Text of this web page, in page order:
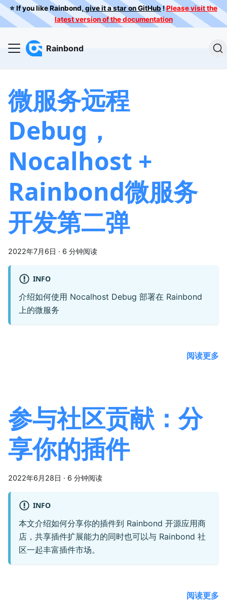
⭐️ If you like Rainbond, give it a star on GitHub !Please visit the
latest version of the documentation
Rainbond
微服务远程
Debug，
Nocalhost +
Rainbond微服务
开发第二弹
2022年7月6日 · 6 分钟阅读
INFO
介绍如何使用 Nocalhost Debug 部署在 Rainbond
上的微服务
阅读更多
参与社区贡献：分
享你的插件
2022年6月28日 · 6 分钟阅读
INFO
本文介绍如何分享你的插件到 Rainbond 开源应用商
店，共享插件扩展能力的同时也可以与 Rainbond 社
区一起丰富插件市场。
阅读更多